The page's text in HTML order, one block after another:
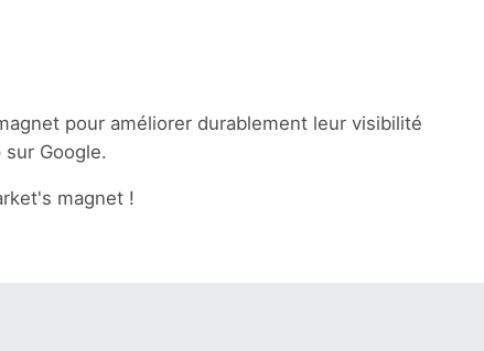
pour améliorer durablement leur visibilité
sur Google.
magnet !